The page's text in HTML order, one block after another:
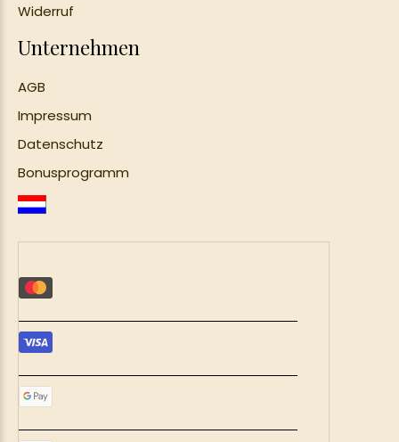
Widerruf
Unternehmen
AGB
Impressum
Datenschutz
Bonusprogramm